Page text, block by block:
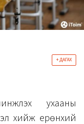
+ ДАГАХ
ухааны
хийж ерөнхий